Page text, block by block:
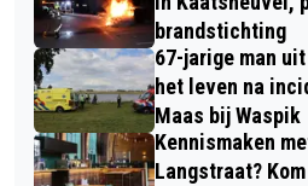
KAATSHEUVEL NA
brandstichting
67-jarige man
het leven na
Maas bij Waspik
Kennismaken
Langstraat?